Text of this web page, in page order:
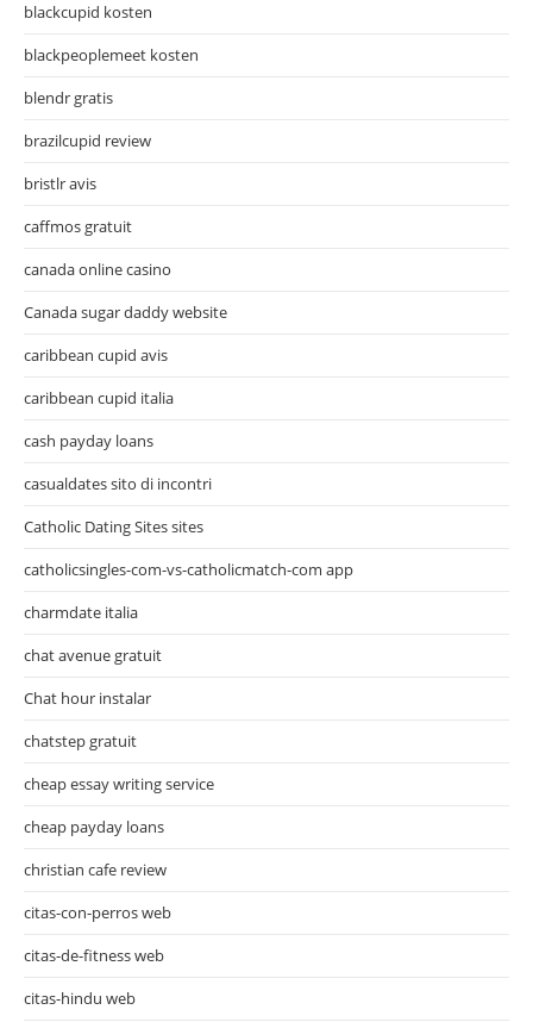
blackcupid kosten
blackpeoplemeet kosten
blendr gratis
brazilcupid review
bristlr avis
caffmos gratuit
canada online casino
Canada sugar daddy website
caribbean cupid avis
caribbean cupid italia
cash payday loans
casualdates sito di incontri
Catholic Dating Sites sites
catholicsingles-com-vs-catholicmatch-com app
charmdate italia
chat avenue gratuit
Chat hour instalar
chatstep gratuit
cheap essay writing service
cheap payday loans
christian cafe review
citas-con-perros web
citas-de-fitness web
citas-hindu web